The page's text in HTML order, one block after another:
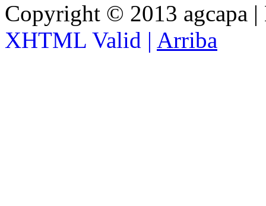
Copyright © 2013 agcapa
XHTML Valid | Arriba